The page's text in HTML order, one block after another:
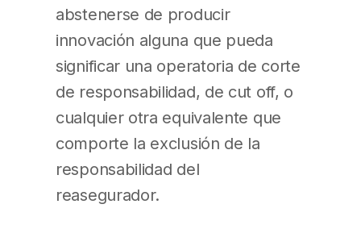
abstenerse de producir
innovación alguna que pueda
significar una operatoria de corte
de responsabilidad, de cut off, o
cualquier otra equivalente que
comporte la exclusión de la
responsabilidad del
reasegurador.